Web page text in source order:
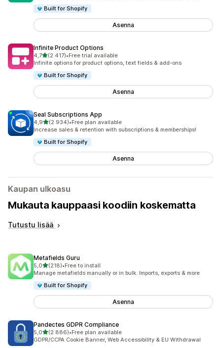
Built for Shopify
Asenna
Infinite Product Options
4,7/ 5 tähteä
(2 417)
2417 arvostelua yhteensä
•Free trial available
Infinite options for product options, text fields & add-ons
Built for Shopify
Asenna
Seal Subscriptions App
4,9/ 5 tähteä
(2 934)
2934 arvostelua yhteensä
•Free plan available
Increase sales & retention with subscriptions & memberships!
Built for Shopify
Asenna
Kaupan ulkoasu
Mukauta kauppaasi koodiin koskematta
Tutustu lisää
Metafields Guru
5,0/ 5 tähteä
(218)
218 arvostelua yhteensä
•Free to install
Manage metafields manually or in bulk. Imports, exports & more
Built for Shopify
Asenna
Pandectes GDPR Compliance
5,0/ 5 tähteä
(2 886)
2886 arvostelua yhteensä
•Free plan available
GDPR/CCPA Cookie Banner, Web Accessibility & EU Withdrawal